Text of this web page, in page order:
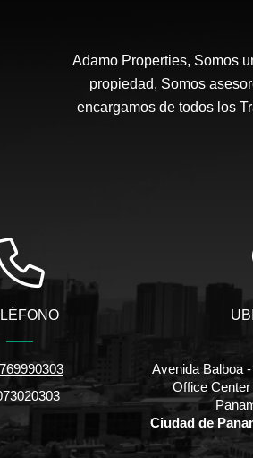
Adamo Properties, Somos
propiedad, Somos
encargamos de todos los
Avenida Balboa
Office
Ciudad de